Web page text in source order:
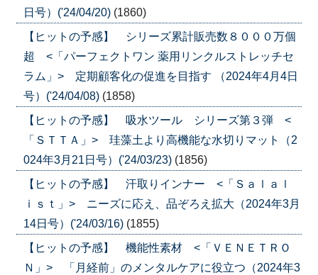
日号）('24/04/20) (1860)
【ヒットの予感】 シリーズ累計販売数８０００万個
超 <「パーフェクトワン 薬用リンクルストレッチセ
ラム」> 定期顧客化の促進を目指す （2024年4月4日
号）('24/04/08) (1858)
【ヒットの予感】 吸水ツール シリーズ第３弾 <
「ＳＴＴＡ」> 珪藻土より高機能な水切りマット（2
024年3月21日号）('24/03/23) (1856)
【ヒットの予感】 汗取りインナー <「Ｓａｌａｌ
ｉｓｔ」> ニーズに応え、品ぞろえ拡大（2024年3月
14日号）('24/03/16) (1855)
【ヒットの予感】 機能性素材 <「ＶＥＮＥＴＲＯ
Ｎ」> 「月経前」のメンタルケアに役立つ（2024年3